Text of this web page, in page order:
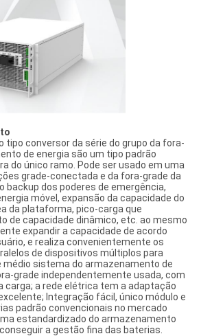
tipo conversor da série do grupo da fora-
de energia são um tipo padrão
do único ramo. Pode ser usado em uma
grade-conectada e da fora-grade da
backup dos poderes de emergência,
móvel, expansão da capacidade do
da plataforma, pico-carga que
de capacidade dinâmico, etc. ao mesmo
expandir a capacidade de acordo
e realiza convenientemente os
de dispositivos múltiplos para
médio sistema do armazenamento de
grade independentemente usada, com
carga; a rede elétrica tem a adaptação
Integração fácil, único módulo e
padrão convencionais no mercado
estandardizado do armazenamento
a gestão fina das baterias.